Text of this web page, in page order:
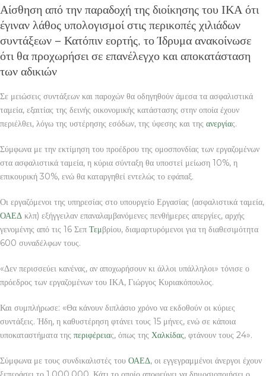
Αίσθηση από την παραδοχή της διοίκησης του ΙΚΑ ότι
έγιναν λάθος υπολογισμοί στις περικοπές χιλιάδων
συντάξεων – Κατόπιν εορτής, το Ίδρυμα ανακοίνωσε
ότι θα προχωρήσει σε επανέλεγχο και αποκατάσταση
των αδικιών
Σε μειώσεις συντάξεων και παροχών θα οδηγηθούν άμεσα τα ασφαλιστικά
ταμεία, εξαιτίας της δεινής οικονομικής κατάστασης στην οποία έχουν
περιέλθει, λόγω της υστέρησης εσόδων, της ύφεσης και της ανεργίας.
Σύμφωνα με την εκτίμηση του προέδρου της ομοσπονδίας των εργαζομένων
στα ασφαλιστικά ταμεία, η κύρια σύνταξη θα υποστεί μείωση 10%, η
επικουρική 30%, ενώ θα καταργηθεί εντελώς το εφάπαξ.
Οι εργαζόμενοι της υπηρεσίας στο υπουργείο Εργασίας (ασφαλιστικά ταμεία,
ΟΑΕΔ κλπ) εξήγγειλαν επαναλαμβανόμενες πενθήμερες απεργίες, αρχής
γενομένης από τις 16 Σεπ Τεμβρίου, διαμαρτυρόμενοι για τη διαθεσιμότητα
600 συναδέλφων τους.
«Δεν περισσεύει κανένας, αν αποχωρήσουν κι άλλοι υπάλληλοι» τόνισε ο
πρόεδρος των εργαζομένων του ΙΚΑ, Γιώργος Κυριακόπουλος.
Και συμπλήρωσε: «Θα κάνουν διπλάσιο χρόνο να εκδοθούν οι κύριες
συντάξεις. Ήδη, η καθυστέρηση φτάνει τους 15 μήνες, ενώ σε κάποια
υποκαταστήματα της περιφέρειας, όπως της Χαλκίδας, φτάνουν τους 24».
Σύμφωνα με τους συνδικαλιστές του ΟΑΕΔ, οι εγγεγραμμένοι άνεργοι έχουν